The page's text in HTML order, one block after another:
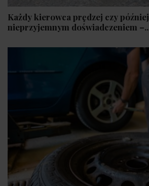
Każdy kierowca prędzej czy
nieprzyjemnym doświadczeniem